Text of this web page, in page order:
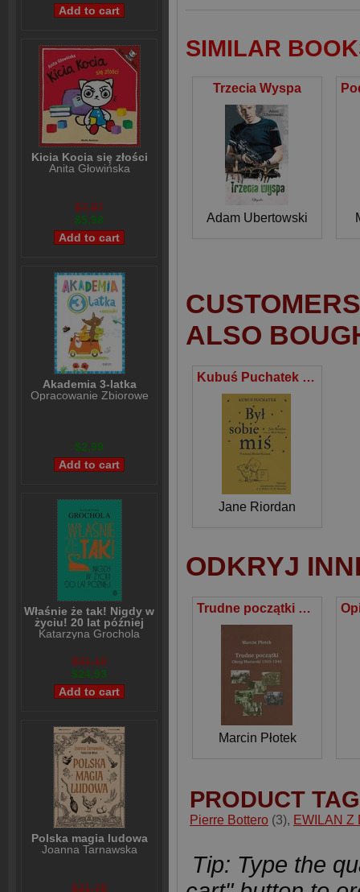
Kicia Kocia się złości
Anita Głowińska
$7,97
$5,98
Akademia 3-latka
Opracowanie Zbiorowe
$2,99
Właśnie że tak! Nigdy w
życiu! 20 lat później
Katarzyna Grochola
$31,10
$24,93
Polska magia ludowa
Joanna Tarnawska
$31,78
SIMILAR
Trzecia Wyspa
Adam Ubertowski
ALSO
Kubuś Puchatek Był sobie Miś
Jane Riordan
ODKRYJ
Trudne początki Okręg Mazurski 1945-1946
Marcin Płotek
PRODUCT
Pierre Bottero (3), EWILAN Z
Tip: Type the